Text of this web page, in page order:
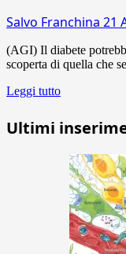
Salvo Franchina 21
(AGI) Il diabete
scoperta di quella che
Leggi tutto
Ultimi